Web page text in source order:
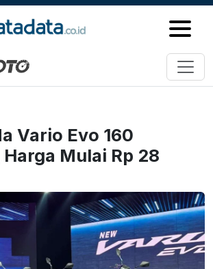
Vario Evo 160
Mulai Rp 28